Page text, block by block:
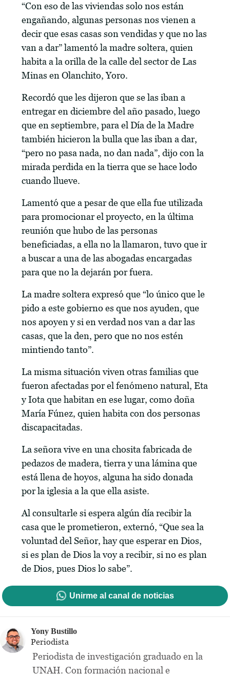
“Con eso de las viviendas solo nos están
engañando, algunas personas nos vienen a
decir que esas casas son vendidas y que no las
van a dar” lamentó la madre soltera, quien
habita a la orilla de la calle del sector de Las
Minas en Olanchito, Yoro.
Recordó que les dijeron que se las iban a
entregar en diciembre del año pasado, luego
que en septiembre, para el Día de la Madre
también hicieron la bulla que las iban a dar,
“pero no pasa nada, no dan nada”, dijo con la
mirada perdida en la tierra que se hace lodo
cuando llueve.
Lamentó que a pesar de que ella fue utilizada
para promocionar el proyecto, en la última
reunión que hubo de las personas
beneficiadas, a ella no la llamaron, tuvo que ir
a buscar a una de las abogadas encargadas
para que no la dejarán por fuera.
La madre soltera expresó que “lo único que le
pido a este gobierno es que nos ayuden, que
nos apoyen y si en verdad nos van a dar las
casas, que la den, pero que no nos estén
mintiendo tanto”.
La misma situación viven otras familias que
fueron afectadas por el fenómeno natural, Eta
y Iota que habitan en ese lugar, como doña
María Fúnez, quien habita con dos personas
discapacitadas.
La señora vive en una chosita fabricada de
pedazos de madera, tierra y una lámina que
está llena de hoyos, alguna ha sido donada
por la iglesia a la que ella asiste.
Al consultarle si espera algún día recibir la
casa que le prometieron, externó, “Que sea la
voluntad del Señor, hay que esperar en Dios,
si es plan de Dios la voy a recibir, si no es plan
de Dios, pues Dios lo sabe”.
Unirme al canal de noticias
Yony Bustillo
Periodista
Periodista de investigación graduado en la
UNAH. Con formación nacional e